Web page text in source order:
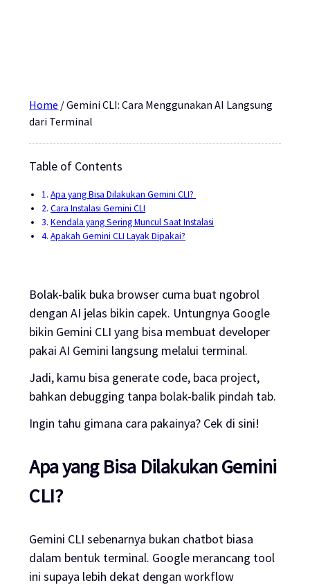
Home /Gemini CLI: Cara Menggunakan AI Langsung
dari Terminal
Table of Contents
Apa yang Bisa Dilakukan Gemini CLI?
Cara Instalasi Gemini CLI
Kendala yang Sering Muncul Saat Instalasi
Apakah Gemini CLI Layak Dipakai?
Bolak-balik buka browser cuma buat ngobrol
dengan AI jelas bikin capek. Untungnya Google
bikin Gemini CLI yang bisa membuat developer
pakai AI Gemini langsung melalui terminal.
Jadi, kamu bisa generate code, baca project,
bahkan debugging tanpa bolak-balik pindah tab.
Ingin tahu gimana cara pakainya? Cek di sini!
Apa yang Bisa Dilakukan Gemini
CLI?
Gemini CLI sebenarnya bukan chatbot biasa
dalam bentuk terminal. Google merancang tool
ini supaya lebih dekat dengan workflow